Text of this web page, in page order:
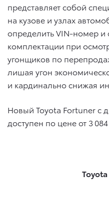
представляет собой
на кузове и узлах
определить VIN-номер и
комплектации при
угонщиков по
лишая угон
и кардинально снижая
Новый Toyota Fortuner с
доступен по цене от 3